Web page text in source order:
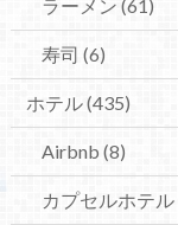
ラーメン (61)
寿司 (6)
ホテル(435)
Airbnb (8)
カプセルホテル